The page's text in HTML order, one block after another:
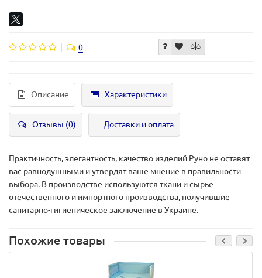
0
Описание Характеристики
Отзывы (0) Доставки и оплата
Практичность, элегантность, качество изделий Руно не оставят
вас равнодушными и утвердят ваше мнение в правильности
выбора. В производстве используются ткани и сырье
отечественного и импортного производства, получившие
санитарно-гигиеническое заключение в Украине.
Похожие товары